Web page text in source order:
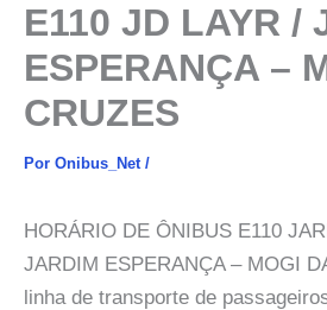
E110 JD LAYR /
ESPERANÇA –
CRUZES
Por Onibus_Net /
HORÁRIO DE ÔNIBUS E110
JARDIM ESPERANÇA – MOGI
linha de transporte de